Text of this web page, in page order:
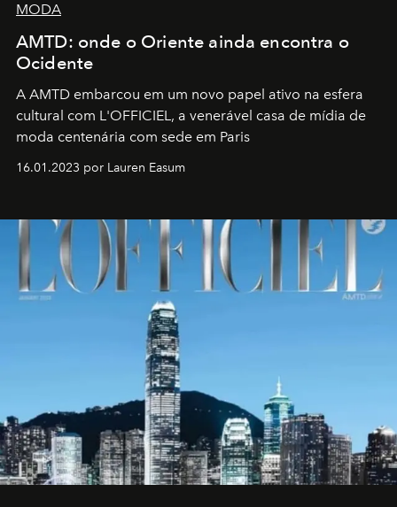
MODA
AMTD: onde o Oriente ainda encontra o
Ocidente
A AMTD embarcou em um novo papel ativo na esfera
cultural com L'OFFICIEL, a venerável casa de mídia de
moda centenária com sede em Paris
16.01.2023 por Lauren Easum